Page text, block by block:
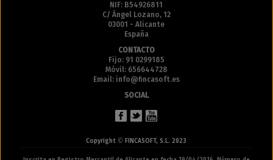
NIF: B54926811
C/ Ángel Lozano, 12
03001 - Alicante
España
CONTACTO
Fijo: 91 0299185
Móvil: 656644728
Email: info@fincasoft.es
SOCIAL
Copyright© FINCASOFT, S.L. 2023